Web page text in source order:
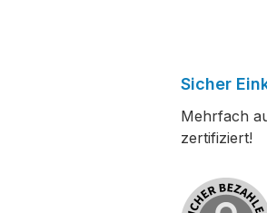
Sicher
Mehrfach
zertifiziert!